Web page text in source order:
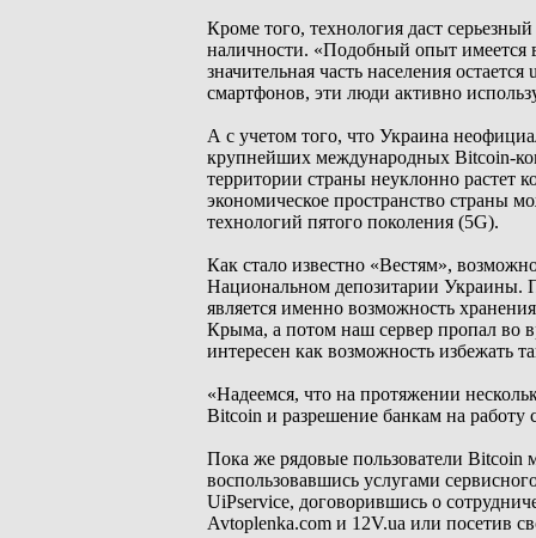
Кроме того, технология даст
наличности. «Подобный опыт имеется
значительная часть населения
смартфонов, эти люди активно
А с учетом того, что Украина
крупнейших международных Bitcoin-
территории страны неуклонно растет
экономическое пространство страны
технологий пятого поколения (5G).
Как стало известно «Вестям»,
Национальном депозитарии Украины.
является именно возможность
Крыма, а потом наш сервер пропал во
интересен как возможность избежать
«Надеемся, что на протяжении
Bitcoin и разрешение банкам на
Пока же рядовые пользователи Bitcoin
воспользовавшись услугами
UiPservice, договорившись о
Avtoplenka.com и 12V.uа или посетив